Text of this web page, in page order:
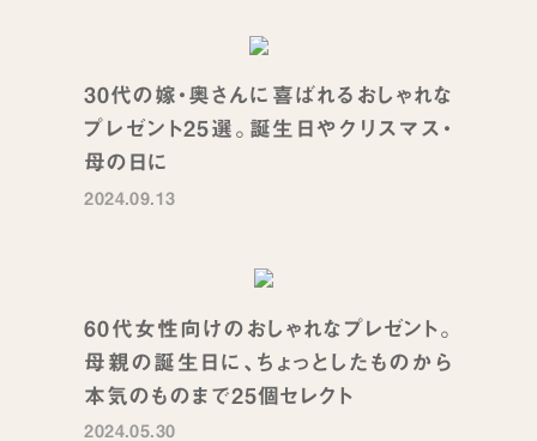
30代の嫁・奥さんに喜ばれるおしゃれな
プレゼント25選。誕生日やクリスマス・
母の日に
2024.09.13
60代女性向けのおしゃれなプレゼント。
母親の誕生日に、ちょっとしたものから
本気のものまで25個セレクト
2024.05.30